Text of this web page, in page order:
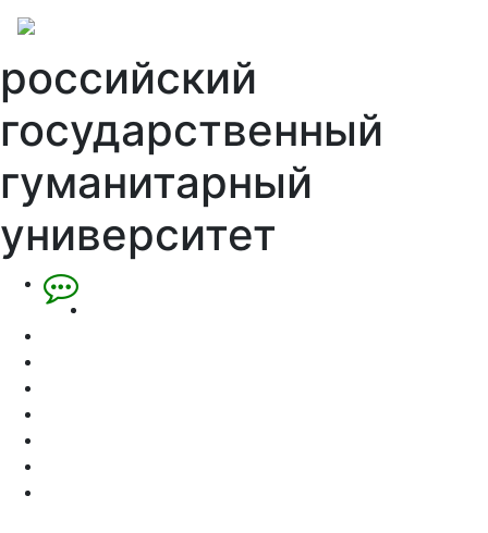
российский
государственный
гуманитарный
университет